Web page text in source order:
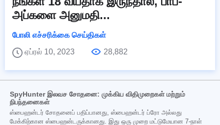
அப்களை அனுமதி...
போலி எச்சரிக்கை செய்திகள்
ஏப்ரல் 10, 2023
28,882
SpyHunter இலவச சோதனை: முக்கிய விதிமுறைகள் மற்றும்
நிபந்தனைகள்
ஸ்பைஹன்டர் சோதனைப் பதிப்பானது, ஸ்பைஹன்டர் ப்ரோ அல்லது
மேக்கிற்கான ஸ்பைஹன்டருக்கானது. இது ஒரு முறை மட்டுமேயான 7-நாள்